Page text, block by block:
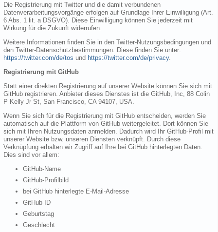
Die Registrierung mit Twitter und die damit verbundenen
Datenverarbeitungsvorgänge erfolgen auf Grundlage Ihrer Einwilligung (Art.
6 Abs. 1 lit. a DSGVO). Diese Einwilligung können Sie jederzeit mit
Wirkung für die Zukunft widerrufen.
Weitere Informationen finden Sie in den Twitter-Nutzungsbedingungen und
den Twitter-Datenschutzbestimmungen. Diese finden Sie unter:
https://twitter.com/de/tos und https://twitter.com/de/privacy.
Registrierung mit GitHub
Statt einer direkten Registrierung auf unserer Website können Sie sich mit
GitHub registrieren. Anbieter dieses Dienstes ist die GitHub, Inc, 88 Colin
P Kelly Jr St, San Francisco, CA 94107, USA.
Wenn Sie sich für die Registrierung mit GitHub entscheiden, werden Sie
automatisch auf die Plattform von GitHub weitergeleitet. Dort können Sie
sich mit Ihren Nutzungsdaten anmelden. Dadurch wird Ihr GitHub-Profil mit
unserer Website bzw. unseren Diensten verknüpft. Durch diese
Verknüpfung erhalten wir Zugriff auf Ihre bei GitHub hinterlegten Daten.
Dies sind vor allem:
GitHub-Name
GitHub-Profilbild
bei GitHub hinterlegte E-Mail-Adresse
GitHub-ID
Geburtstag
Geschlecht